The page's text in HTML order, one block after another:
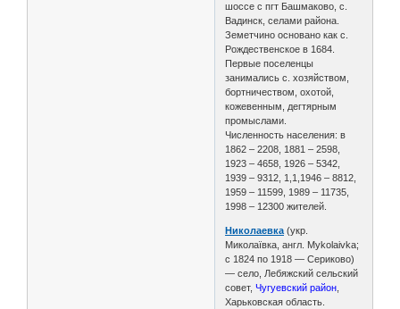
шоссе с пгт Башмаково, с.
Вадинск, селами района.
Земетчино основано как с.
Рождественское в 1684.
Первые поселенцы
занимались с. хозяйством,
бортничеством, охотой,
кожевенным, дегтярным
промыслами.
Численность населения: в
1862 – 2208, 1881 – 2598,
1923 – 4658, 1926 – 5342,
1939 – 9312, 1,1,1946 – 8812,
1959 – 11599, 1989 – 11735,
1998 – 12300 жителей.
Николаевка (укр.
Миколаївка, англ. Mykolaivka;
с 1824 по 1918 — Сериково)
— село, Лебяжский сельский
совет,Чугуевский район
Харьковская область.